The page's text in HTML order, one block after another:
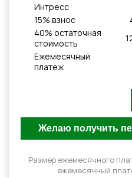
Интресс
15% взнос
40% остаточная
стоимость
Ежемесячный
платеж
Размер ежемесячного
ежемесячный